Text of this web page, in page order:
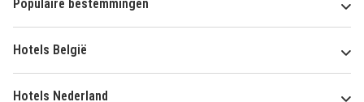
Populaire bestemmingen
Hotels België
Hotels Nederland